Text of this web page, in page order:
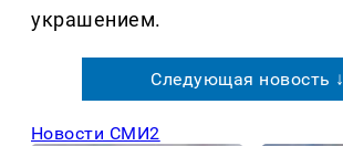
украшением.
Следующая новость ↓
Новости СМИ2